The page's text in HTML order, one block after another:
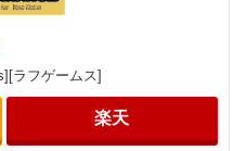
ラフゲームス]
楽天